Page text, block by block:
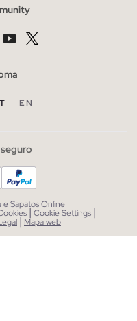
EN
e Sapatos Online
| Cookie Settings |
| Mapa web